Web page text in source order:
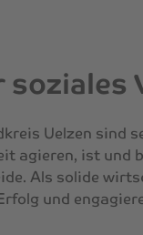
soziales
Uelzen sind
agieren, ist und
Als solide
und